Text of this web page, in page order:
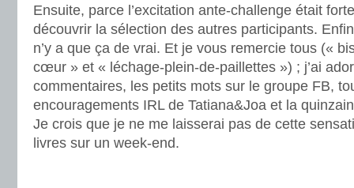
Ensuite, parce l’excitation ante-challenge était
découvrir la sélection des autres participants.
n’y a que ça de vrai. Et je vous remercie tous («
cœur » et « léchage-plein-de-paillettes ») ; j’ai
commentaires, les petits mots sur le groupe FB,
encouragements IRL de Tatiana&Joa et la
Je crois que je ne me laisserai pas de cette
livres sur un week-end.